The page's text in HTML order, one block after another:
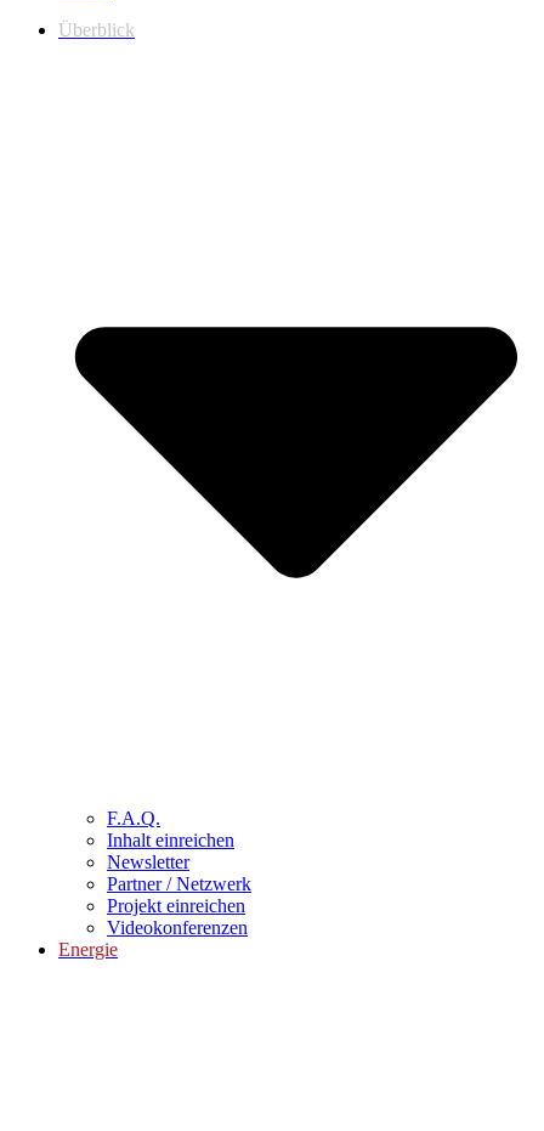
Überblick
F.A.Q.
Inhalt einreichen
Newsletter
Partner / Netzwerk
Projekt einreichen
Videokonferenzen
Energie